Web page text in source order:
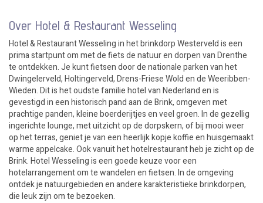
Over Hotel & Restaurant Wesseling
Hotel & Restaurant Wesseling in het brinkdorp Westerveld is een
prima startpunt om met de fiets de natuur en dorpen van Drenthe
te ontdekken. Je kunt fietsen door de nationale parken van het
Dwingelerveld, Holtingerveld, Drens-Friese Wold en de Weeribben-
Wieden. Dit is het oudste familie hotel van Nederland en is
gevestigd in een historisch pand aan de Brink, omgeven met
prachtige panden, kleine boerderijtjes en veel groen. In de gezellig
ingerichte lounge, met uitzicht op de dorpskern, of bij mooi weer
op het terras, geniet je van een heerlijk kopje koffie en huisgemaakt
warme appelcake. Ook vanuit het hotelrestaurant heb je zicht op de
Brink. Hotel Wesseling is een goede keuze voor een
hotelarrangement om te wandelen en fietsen. In de omgeving
ontdek je natuurgebieden en andere karakteristieke brinkdorpen,
die leuk zijn om te bezoeken.